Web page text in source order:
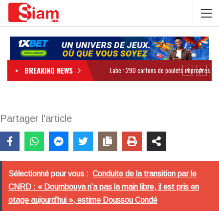
BREAKING NEWS
Partager l'article
Sélectionné pour vous : Conduite de la transition par le
CNRD : « Doumbouya n’a pas la main libre, il est pris en
otage aujourd’hui », estime Doussou Condé